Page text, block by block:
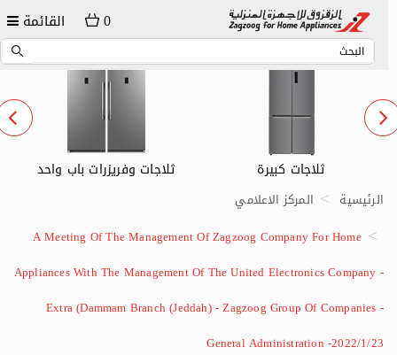
القائمة 0
ثلاجات كبيرة ثلاجات وفريزرات باب واحد
الرئيسية
المركز الاعلامي
A Meeting Of The Management Of Zagzoog Company For Home
Appliances With The Management Of The United Electronics Company -
Extra (Dammam Branch (Jeddah) - Zagzoog Group Of Companies -
General Administration -2022/1/23